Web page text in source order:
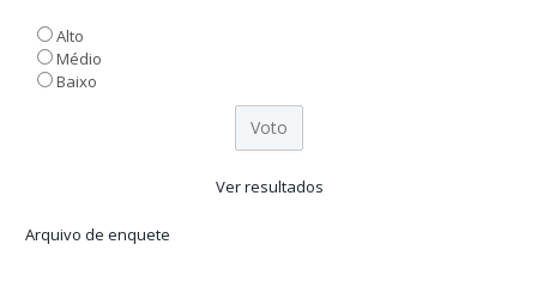
Alto
Médio
Baixo
Ver resultados
Arquivo de enquete